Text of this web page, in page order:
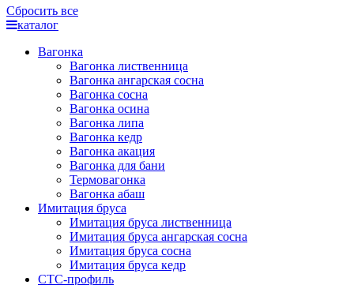
Сбросить все
каталог
Вагонка
Вагонка лиственница
Вагонка ангарская сосна
Вагонка сосна
Вагонка осина
Вагонка липа
Вагонка кедр
Вагонка акация
Вагонка для бани
Термовагонка
Вагонка абаш
Имитация бруса
Имитация бруса лиственница
Имитация бруса ангарская сосна
Имитация бруса сосна
Имитация бруса кедр
СТС-профиль